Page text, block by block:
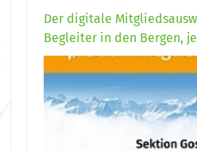
Der digitale
Begleiter in den Bergen,